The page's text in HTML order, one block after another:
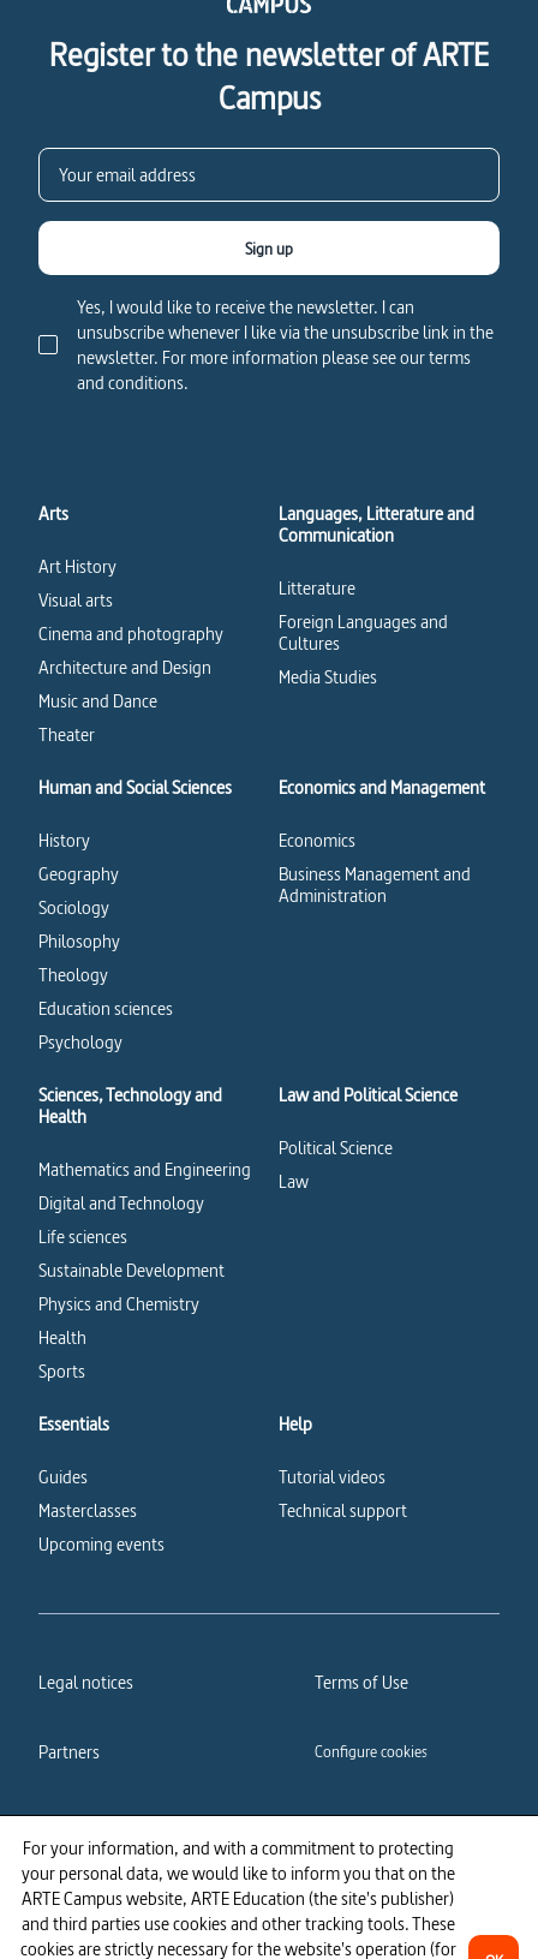
For your information, and with a commitment to protecting
your personal data, we would like to inform you that on the
ARTE Campus website, ARTE Education (the site's publisher)
and third parties use cookies and other tracking tools. These
cookies are strictly necessary for the website's operation (for
Register to the newsletter of ARTE
Campus
Yes, I would like to receive the newsletter. I can
unsubscribe whenever I like via the unsubscribe link in the
newsletter. For more information please see our terms
and conditions.
Sign up
Arts
Art History
Visual arts
Cinema and photography
Architecture and Design
Music and Dance
Theater
Languages, Litterature and
Communication
Litterature
Foreign Languages and
Cultures
Media Studies
Human and Social Sciences
History
Geography
Sociology
Philosophy
Theology
Education sciences
Psychology
Economics and Management
Economics
Business Management and
Administration
Sciences, Technology and
Health
Mathematics and Engineering
Digital and Technology
Life sciences
Sustainable Development
Physics and Chemistry
Health
Sports
Law and Political Science
Political Science
Law
Essentials
Guides
Masterclasses
Upcoming events
Help
Tutorial videos
Technical support
Legal notices Terms of Use
Partners Configure cookies
Cookies policy Privacy policy
Accessibility: partially
compliant